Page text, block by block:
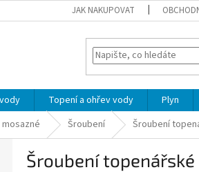
JAK NAKUPOVAT
Topení a ohřev vody Plyn
Šroubení Šroubení
Šroubení